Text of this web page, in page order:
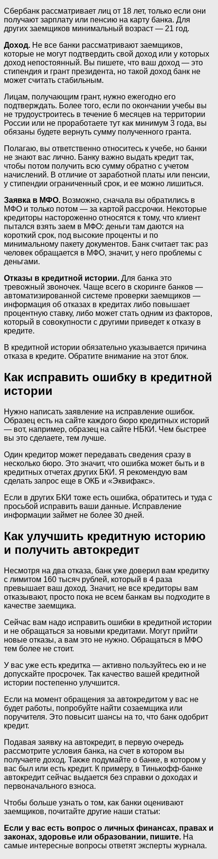
Сбербанк рассматривает лиц от 18 лет, только если они
получают зарплату или пенсию на карту банка. Для
других заемщиков минимальный возраст — 21 год.
Доход. Не все банки рассматривают заемщиков,
которые не могут подтвердить свой доход или у которых
доход непостоянный. Вы пишете, что ваш доход — это
стипендия и грант президента, но такой доход банк не
может считать стабильным.
Лицам, получающим грант, нужно ежегодно его
подтверждать. Более того, если по окончании учебы вы
не трудоустроитесь в течение 6 месяцев на территории
России или не проработаете тут как минимум 3 года, вы
обязаны будете вернуть сумму полученного гранта.
Полагаю, вы ответственно относитесь к учебе, но банки
не знают вас лично. Банку важно выдать кредит так,
чтобы потом получить всю сумму обратно с учетом
начислений. В отличие от заработной платы или пенсии,
у стипендии ограниченный срок, и ее можно лишиться.
Заявка в МФО. Возможно, сначала вы обратились в
МФО и только потом — за картой рассрочки. Некоторые
кредиторы настороженно относятся к тому, что клиент
пытался взять заем в МФО: деньги там даются на
короткий срок, под высокие проценты и по
минимальному пакету документов. Банк считает так: раз
человек обращается в МФО, значит, у него проблемы с
деньгами.
Отказы в кредитной истории. Для банка это
тревожный звоночек. Чаще всего в скоринге банков —
автоматизированной системе проверки заемщиков —
информация об отказах в кредитах либо повышает
процентную ставку, либо может стать одним из факторов,
который в совокупности с другими приведет к отказу в
кредите.
В кредитной истории обязательно указывается причина
отказа в кредите. Обратите внимание на этот блок.
Как исправить ошибку в кредитной
истории
Нужно написать заявление на исправление ошибок.
Образец есть на сайте каждого бюро кредитных историй
— вот, например, образец на сайте НБКИ. Чем быстрее
вы это сделаете, тем лучше.
Один кредитор может передавать сведения сразу в
несколько бюро. Это значит, что ошибка может быть и в
кредитных отчетах других БКИ. Я рекомендую вам
сделать запрос еще в ОКБ и «Эквифакс».
Если в других БКИ тоже есть ошибка, обратитесь и туда с
просьбой исправить ваши данные. Исправление
информации займет не более 30 дней.
Как улучшить кредитную историю
и получить автокредит
Несмотря на два отказа, банк уже доверил вам кредитку
с лимитом 160 тысяч рублей, который в 4 раза
превышает ваш доход. Значит, не все кредиторы вам
отказывают, просто пока не всем банкам вы подходите в
качестве заемщика.
Сейчас вам надо исправить ошибки в кредитной истории
и не обращаться за новыми кредитами. Могут прийти
новые отказы, а вам это не нужно. Обращаться в МФО
тем более не стоит.
У вас уже есть кредитка — активно пользуйтесь ею и не
допускайте просрочек. Так качество вашей кредитной
истории постепенно улучшится.
Если на момент обращения за автокредитом у вас не
будет работы, попробуйте найти созаемщика или
поручителя. Это повысит шансы на то, что банк одобрит
кредит.
Подавая заявку на автокредит, в первую очередь
рассмотрите условия банка, на счет в котором вы
получаете доход. Также подумайте о банке, в котором у
вас был или есть кредит. К примеру, в Тинькофф-банке
автокредит сейчас выдается без справки о доходах и
первоначального взноса.
Чтобы больше узнать о том, как банки оценивают
заемщиков, почитайте другие наши статьи:
Если у вас есть вопрос о личных финансах, правах и
законах, здоровье или образовании, пишите. На
самые интересные вопросы ответят эксперты журнала.